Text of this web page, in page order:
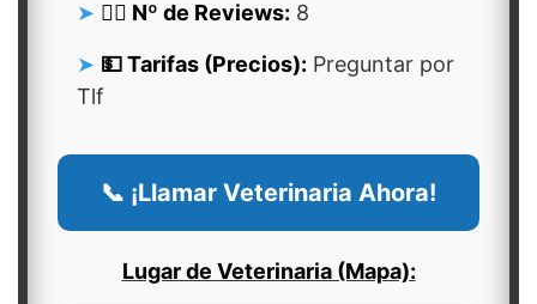
👍🏻 Nº de Reviews: 8
💵 Tarifas (Precios): Preguntar por
Tlf
📞 ¡Llamar Veterinaria Ahora!
Lugar de Veterinaria (Mapa):